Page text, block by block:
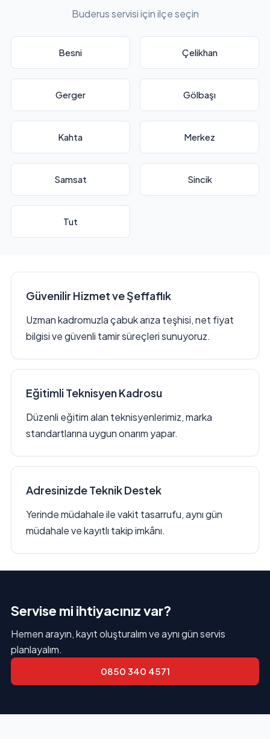
Buderus servisi için ilçe seçin
Besni Çelikhan
Gerger Gölbaşı
Kahta Merkez
Samsat Sincik
Tut
Güvenilir Hizmet ve Şeffaflık
Uzman kadromuzla çabuk arıza teşhisi, net fiyat
bilgisi ve güvenli tamir süreçleri sunuyoruz.
Eğitimli Teknisyen Kadrosu
Düzenli eğitim alan teknisyenlerimiz, marka
standartlarına uygun onarım yapar.
Adresinizde Teknik Destek
Yerinde müdahale ile vakit tasarrufu, aynı gün
müdahale ve kayıtlı takip imkânı.
Servise mi ihtiyacınız var?
Hemen arayın, kayıt oluşturalım ve aynı gün servis
planlayalım.
0850 340 4571